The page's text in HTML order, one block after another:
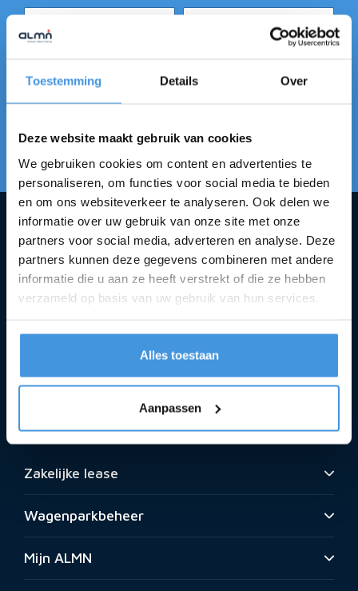
Toestemming Details Over
Deze website maakt gebruik van cookies
We gebruiken cookies om content en advertenties te
personaliseren, om functies voor social media te bieden
en om ons websiteverkeer te analyseren. Ook delen we
informatie over uw gebruik van onze site met onze
partners voor social media, adverteren en analyse. Deze
partners kunnen deze gegevens combineren met andere
informatie die u aan ze heeft verstrekt of die ze hebben
verzameld op basis van uw gebruik van hun services.
Alles toestaan
Aanpassen
Aanmelden
0344 - 63 80 70
4004 JM Tiel
Zakelijke lease
Wagenparkbeheer
Mijn ALMN